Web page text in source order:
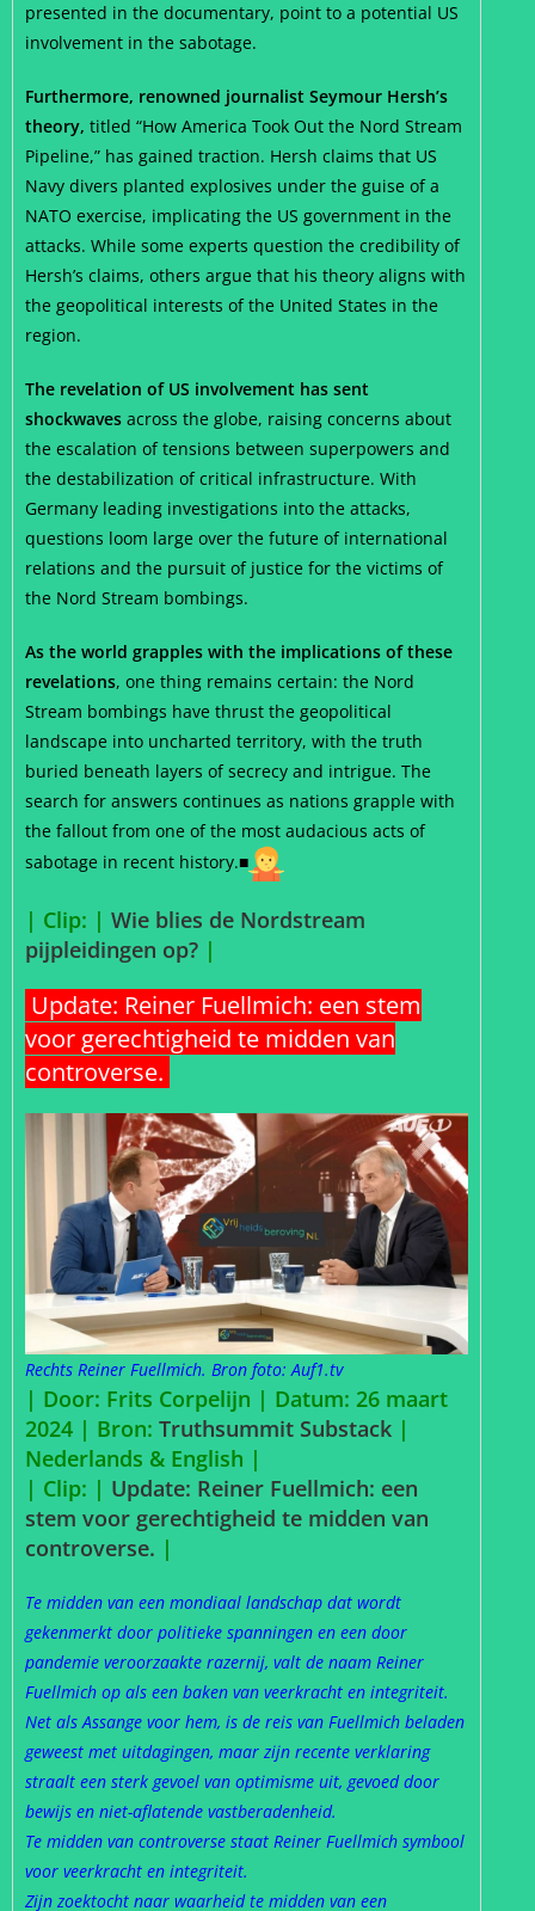
presented in the documentary, point to a potential US
involvement in the sabotage.
Furthermore, renowned journalist Seymour Hersh’s
theory, titled “How America Took Out the Nord Stream
Pipeline,” has gained traction. Hersh claims that US
Navy divers planted explosives under the guise of a
NATO exercise, implicating the US government in the
attacks. While some experts question the credibility of
Hersh’s claims, others argue that his theory aligns with
the geopolitical interests of the United States in the
region.
The revelation of US involvement has sent
shockwaves across the globe, raising concerns about
the escalation of tensions between superpowers and
the destabilization of critical infrastructure. With
Germany leading investigations into the attacks,
questions loom large over the future of international
relations and the pursuit of justice for the victims of
the Nord Stream bombings.
As the world grapples with the implications of these
revelations, one thing remains certain: the Nord
Stream bombings have thrust the geopolitical
landscape into uncharted territory, with the truth
buried beneath layers of secrecy and intrigue. The
search for answers continues as nations grapple with
the fallout from one of the most audacious acts of
sabotage in recent history.■
| Clip: | Wie blies de Nordstream
pijpleidingen op? |
Update: Reiner Fuellmich: een stem
voor gerechtigheid te midden van
controverse.
Rechts Reiner Fuellmich. Bron foto: Auf1.tv
| Door: Frits Corpelijn | Datum: 26 maart
2024 | Bron: Truthsummit Substack |
Nederlands & English |
| Clip: | Update: Reiner Fuellmich: een
stem voor gerechtigheid te midden van
controverse. |
Te midden van een mondiaal landschap dat wordt
gekenmerkt door politieke spanningen en een door
pandemie veroorzaakte razernij, valt de naam Reiner
Fuellmich op als een baken van veerkracht en integriteit.
Net als Assange voor hem, is de reis van Fuellmich beladen
geweest met uitdagingen, maar zijn recente verklaring
straalt een sterk gevoel van optimisme uit, gevoed door
bewijs en niet-aflatende vastberadenheid.
Te midden van controverse staat Reiner Fuellmich symbool
voor veerkracht en integriteit.
Zijn zoektocht naar waarheid te midden van een